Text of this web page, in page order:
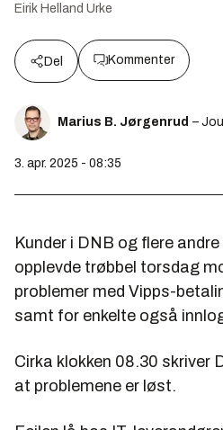
Eirik Helland Urke
Del Kommenter
Marius B. Jørgenrud –
3. apr. 2025 - 08:35
Kunder i DNB og flere
opplevde trøbbel torsdag
problemer med Vipps-
samt for enkelte også
Cirka klokken 08.30 skriver
at problemene er løst.